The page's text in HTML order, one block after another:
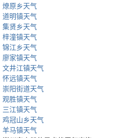
燎原乡天气
道明镇天气
集贤乡天气
梓潼镇天气
锦江乡天气
廖家镇天气
文井江镇天气
怀远镇天气
崇阳街道天气
观胜镇天气
三江镇天气
鸡冠山乡天气
羊马镇天气